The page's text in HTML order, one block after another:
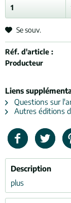
Se souv.
Réf. d'article :
Producteur
Liens
Questions sur
Autres éditions
Description
plus